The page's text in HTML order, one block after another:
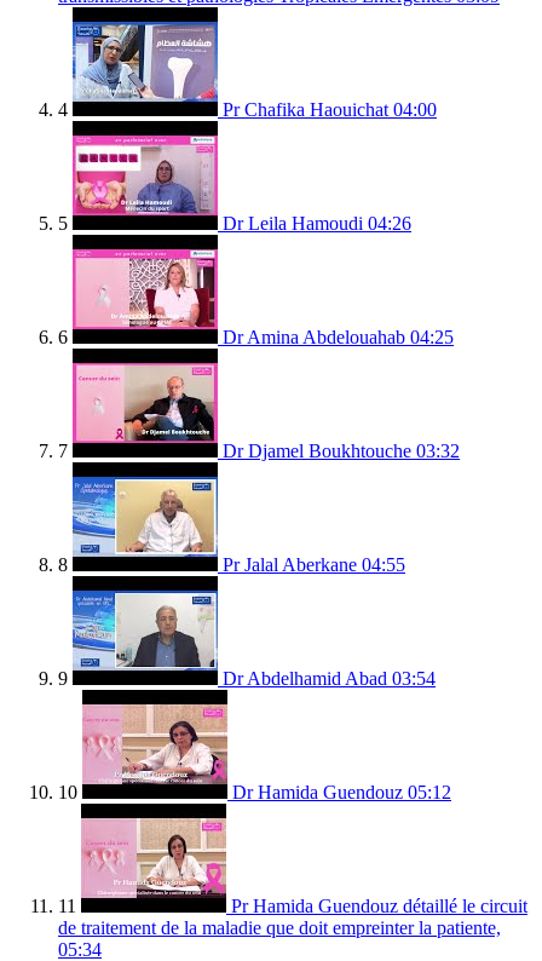
4 Pr Chafika Haouichat 04:00
5 Dr Leila Hamoudi 04:26
6 Dr Amina Abdelouahab 04:25
7 Dr Djamel Boukhtouche 03:32
8 Pr Jalal Aberkane 04:55
9 Dr Abdelhamid Abad 03:54
10 Dr Hamida Guendouz 05:12
11
Pr Hamida Guendouz détaillé le circuit
de traitement de la maladie que doit empreinter la patiente,
05:34